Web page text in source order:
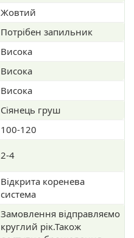
Жовтий
Потрібен запильник
Висока
Висока
Висока
Сіянець груш
100-120
2-4
Відкрита коренева
система
Замовлення відправляємо
круглий рік.Також